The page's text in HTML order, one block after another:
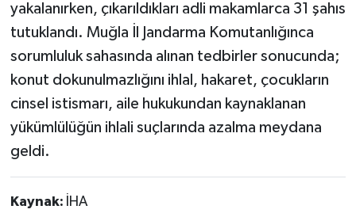
yakalanırken, çıkarıldıkları adli makamlarca 31 şahıs
tutuklandı. Muğla İl Jandarma Komutanlığınca
sorumluluk sahasında alınan tedbirler sonucunda;
konut dokunulmazlığını ihlal, hakaret, çocukların
cinsel istismarı, aile hukukundan kaynaklanan
yükümlülüğün ihlali suçlarında azalma meydana
geldi.
Kaynak: İHA